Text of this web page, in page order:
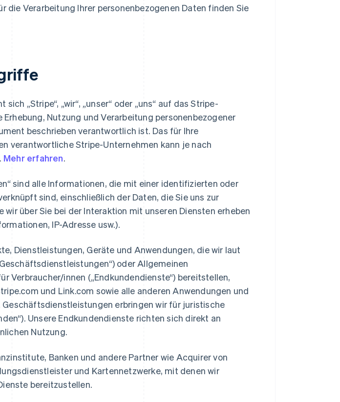
die Verarbeitung Ihrer personenbezogenen Daten finden Sie
sich „Stripe“, „wir“, „unser“ oder „uns“ auf das Stripe-
Nutzung und Verarbeitung personenbezogener
beschrieben verantwortlich ist. Das für Ihre
verantwortliche Stripe-Unternehmen kann je nach
Mehr erfahren.
sind alle Informationen, die mit einer identifizierten oder
sind, einschließlich der Daten, die Sie uns zur
wir über Sie bei der Interaktion mit unseren Diensten erheben
IP-Adresse usw.).
Dienstleistungen, Geräte und Anwendungen, die wir laut
oder Allgemeinen
Verbraucher/innen („Endkundendienste“) bereitstellen,
und Link.com sowie alle anderen Anwendungen und
Geschäftsdienstleistungen erbringen wir für juristische
Unsere Endkundendienste richten sich direkt an
Nutzung.
Banken und andere Partner wie Acquirer von
und Kartennetzwerke, mit denen wir
bereitzustellen.